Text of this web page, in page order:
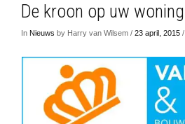
De kroon op uw woning
In Nieuws by Harry van Wilsem / 23 april, 2015 /